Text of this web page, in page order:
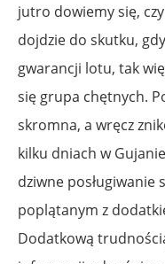
jutro dowiemy się,
dojdzie do skutku,
gwarancji lotu, tak
się grupa chętnych.
skromna, a wręcz
kilku dniach w
dziwne posługiwanie
poplątanym z
Dodatkową